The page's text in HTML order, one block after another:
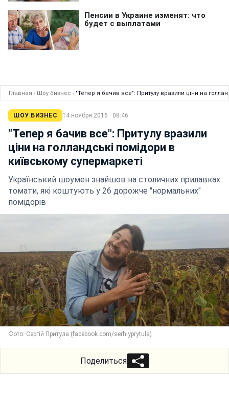
Главная › Шоу бизнес › "Тепер я
ШОУ БИЗНЕС 14 ноября 2016 · 08:46
"Тепер я бачив все": Притулу вразили
ціни на голландські помідори в
київському супермаркеті
Український шоумен знайшов на столичних прилавках
томати, які коштують у 26 дорожче "нормальних"
помідорів
Фото: Сергій Притула (facebook.com/serhiyprytula)
Поделиться